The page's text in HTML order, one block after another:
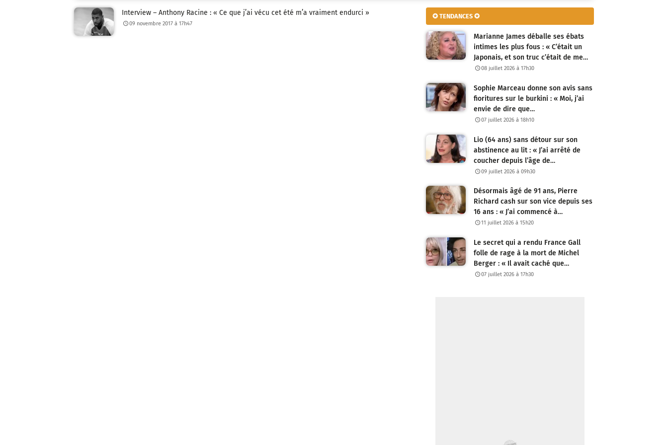
Interview – Anthony Racine : « Ce que j’ai vécu cet été m’a vraiment endurci »
09 novembre 2017 à 17h47
✪ TENDANCES ✪
Marianne James déballe ses ébats
intimes les plus fous : « C’était un
Japonais, et son truc c’était de me…
08 juillet 2026 à 17h30
Sophie Marceau donne son avis sans
fioritures sur le burkini : « Moi, j’ai
envie de dire que…
07 juillet 2026 à 18h10
Lio (64 ans) sans détour sur son
abstinence au lit : « J’ai arrêté de
coucher depuis l’âge de…
09 juillet 2026 à 09h30
Désormais âgé de 91 ans, Pierre
Richard cash sur son vice depuis ses
16 ans : « J’ai commencé à…
11 juillet 2026 à 15h20
Le secret qui a rendu France Gall
folle de rage à la mort de Michel
Berger : « Il avait caché que…
07 juillet 2026 à 17h30